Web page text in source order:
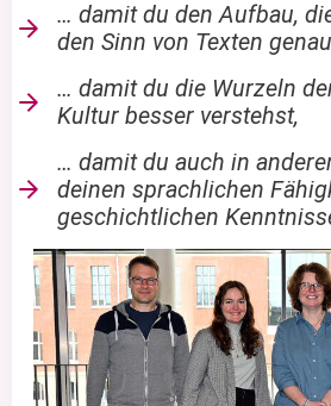
… damit du den Aufbau,
den Sinn von Texten
… damit du die Wurzeln
Kultur besser verstehst,
… damit du auch in
deinen sprachlichen
geschichtlichen